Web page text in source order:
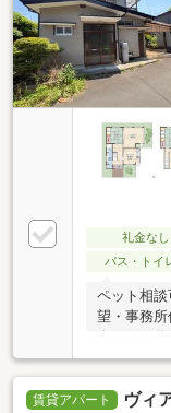
礼金なし
バス・トイ
ペット相
望・事務所
賃貸アパート ヴィ